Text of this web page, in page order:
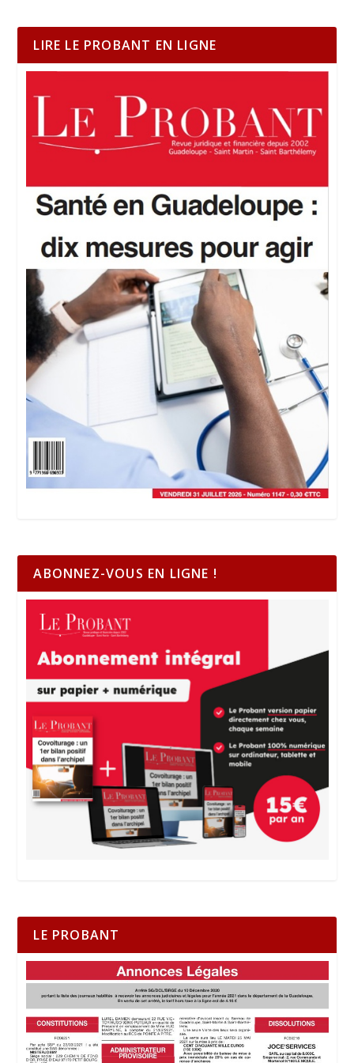
LIRE LE PROBANT EN LIGNE
ABONNEZ-VOUS EN LIGNE !
LE PROBANT